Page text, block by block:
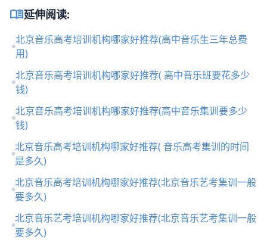
menu_book延伸阅读:
北京音乐高考培训机构哪家好推荐(高中音乐生三年总费
用)
北京音乐高考培训机构哪家好推荐( 高中音乐班要花多少
钱)
北京音乐高考培训机构哪家好推荐(高中音乐集训要多少
钱)
北京音乐高考培训机构哪家好推荐( 音乐高考集训的时间
是多久)
北京音乐高考培训机构哪家好推荐(北京音乐艺考集训一般
要多久)
北京音乐艺考培训机构哪家好推荐(北京音乐艺考集训一般
要多久)